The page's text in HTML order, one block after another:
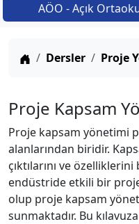
AÖO - Açık
Anasayfa
Dersler Proje
Proje Kapsam
Proje kapsam yönetimi
alanlarından biridir.
çıktılarını ve
endüstride etkili bir
olup proje kapsam
sunmaktadır. Bu